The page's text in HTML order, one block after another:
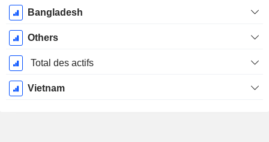
Bangladesh
Others
Total des actifs
Vietnam